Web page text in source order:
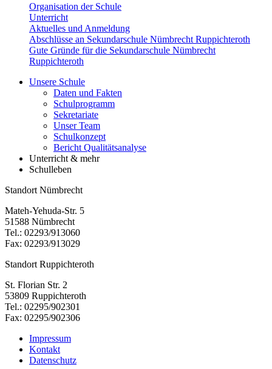
Organisation der Schule
Unterricht
Aktuelles und Anmeldung
Abschlüsse an Sekundarschule Nümbrecht Ruppichteroth
Gute Gründe für die Sekundarschule Nümbrecht
Ruppichteroth
Unsere Schule
Daten und Fakten
Schulprogramm
Sekretariate
Unser Team
Schulkonzept
Bericht Qualitätsanalyse
Unterricht & mehr
Schulleben
Standort Nümbrecht
Mateh-Yehuda-Str. 5
51588 Nümbrecht
Tel.: 02293/913060
Fax: 02293/913029
Standort Ruppichteroth
St. Florian Str. 2
53809 Ruppichteroth
Tel.: 02295/902301
Fax: 02295/902306
Impressum
Kontakt
Datenschutz